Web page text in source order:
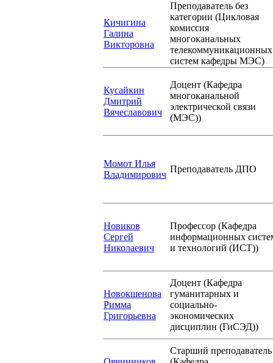
Кичигина
Галина
Викторовна
Преподаватель без
категории (Цикловая
комиссия
многоканальных
телекоммуникационных
систем кафедры МЭС)
Кусайкин
Дмитрий
Вячеславович
Доцент (Кафедра
многоканальной
электрической связи
(МЭС))
Момот Илья
Владимирович
Преподаватель ДПО
Новиков
Сергей
Николаевич
Профессор (Кафедра
информационных
и технологий (ИСТ))
Новокшенова
Римма
Григорьевна
Доцент (Кафедра
гуманитарных и
социально-
экономических
дисциплин (ГиСЭД))
Старший преподаватель